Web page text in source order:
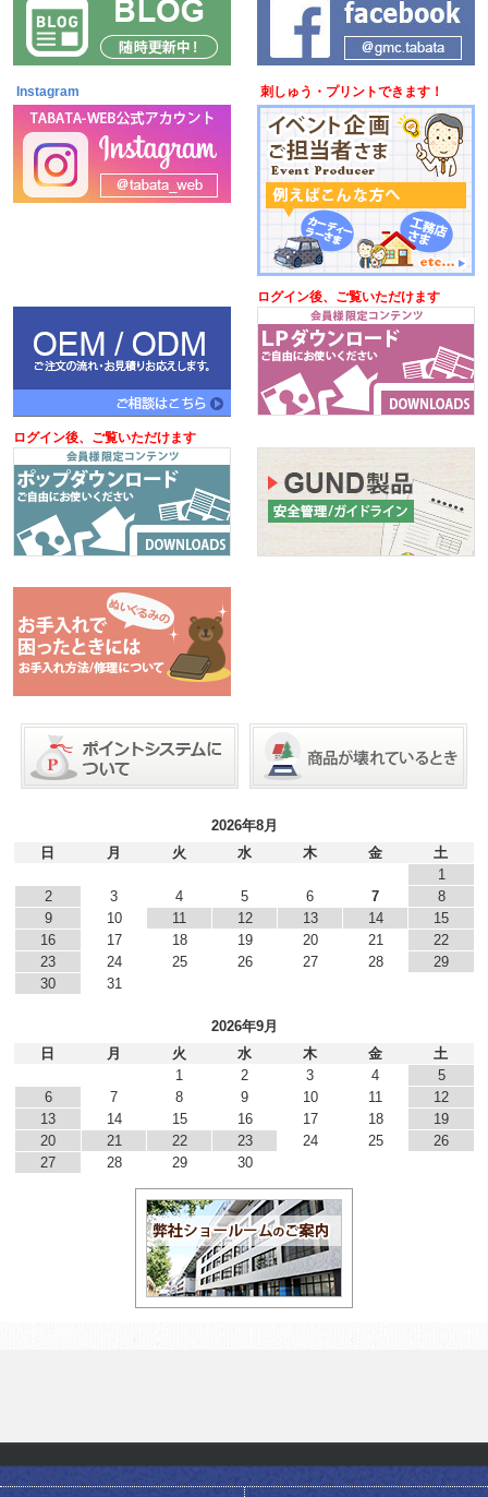
Instagram 刺しゅう・プリントできます！
ログイン後、ご覧いただけます
ログイン後、ご覧いただけます
2026年8月
日
月 火 水 木 金
土
1
2
3 4 5 6 7
8
9
10 11 12 13 14
15
16
17 18 19 20 21
22
23
24 25 26 27 28
29
30
31
2026年9月
日
月 火 水 木 金
土
1
2 3 4
5
6
7 8 9 10 11
12
13
14 15 16 17 18
19
20
21 22 23 24 25
26
27
28 29 30